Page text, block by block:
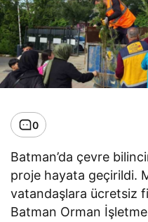
0
Batman’da çevre
proje hayata geçirildi.
vatandaşlara ücretsiz
Batman Orman